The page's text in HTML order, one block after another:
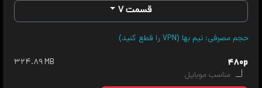
قسمت ۷
حجم مصرفی: نیم بها (VPN را قطع کنید)
۴۸۰p
مناسب موبایل
۳۲۴.۸۹ MB